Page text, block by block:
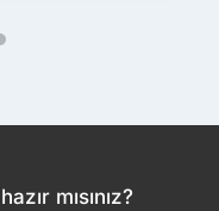
mısınız?